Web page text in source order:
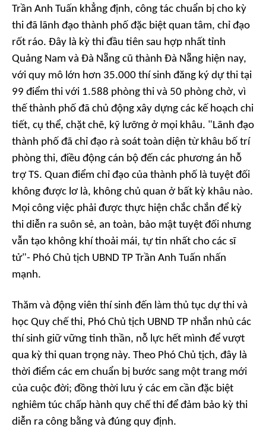
Trần Anh Tuấn khẳng định, công tác chuẩn bị cho kỳ
thi đã lãnh đạo thành phố đặc biệt quan tâm, chỉ đạo
rốt ráo. Đây là kỳ thi đầu tiên sau hợp nhất tỉnh
Quảng Nam và Đà Nẵng cũ thành Đà Nẵng hiện nay,
với quy mô lớn hơn 35.000 thí sinh đăng ký dự thi tại
99 điểm thi với 1.588 phòng thi và 50 phòng chờ, vì
thế thành phố đã chủ động xây dựng các kế hoạch chi
tiết, cụ thể, chặt chẽ, kỹ lưỡng ở mọi khâu. "Lãnh đạo
thành phố đã chỉ đạo rà soát toàn diện từ khâu bố trí
phòng thi, điều động cán bộ đến các phương án hỗ
trợ TS. Quan điểm chỉ đạo của thành phố là tuyệt đối
không được lơ là, không chủ quan ở bất kỳ khâu nào.
Mọi công việc phải được thực hiện chắc chắn để kỳ
thi diễn ra suôn sẻ, an toàn, bảo mật tuyệt đối nhưng
vẫn tạo không khí thoải mái, tự tin nhất cho các sĩ
tử"- Phó Chủ tịch UBND TP Trần Anh Tuấn nhấn
mạnh.
Thăm và động viên thí sinh đến làm thủ tục dự thi và
học Quy chế thi, Phó Chủ tịch UBND TP nhắn nhủ các
thí sinh giữ vững tinh thần, nỗ lực hết mình để vượt
qua kỳ thi quan trọng này. Theo Phó Chủ tịch, đây là
thời điểm các em chuẩn bị bước sang một trang mới
của cuộc đời; đồng thời lưu ý các em cần đặc biệt
nghiêm túc chấp hành quy chế thi để đảm bảo kỳ thi
diễn ra công bằng và đúng quy định.